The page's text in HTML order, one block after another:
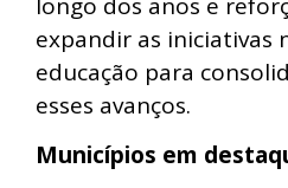
expandir as iniciativas
educação para
esses avanços.
Municípios em